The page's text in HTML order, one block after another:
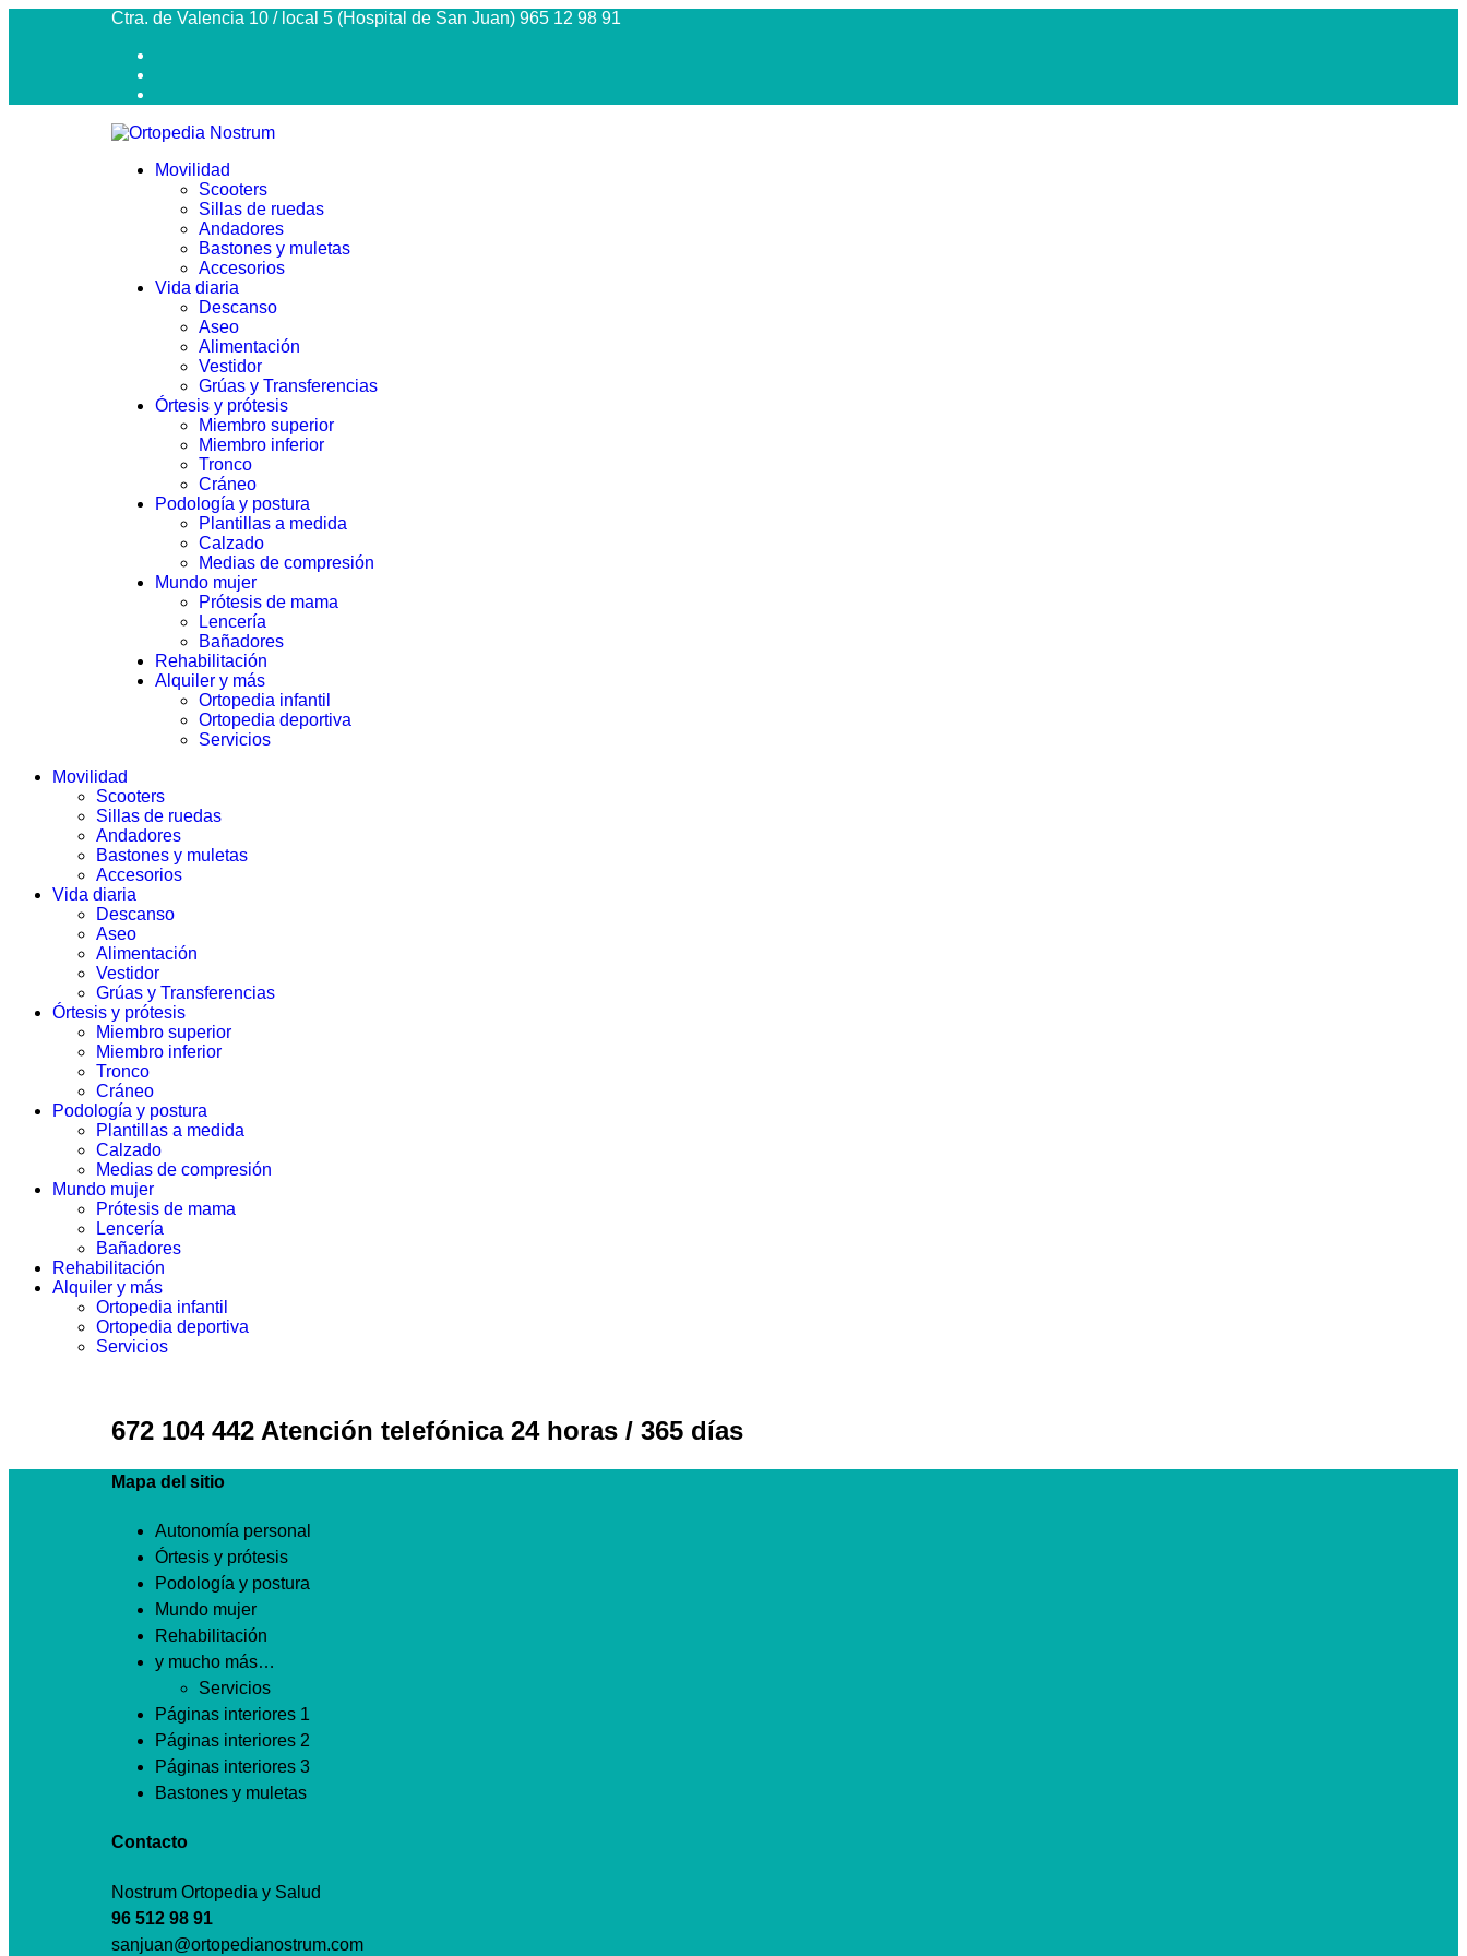
Ctra. de Valencia 10 / local 5 (Hospital de San Juan) 965 12 98 91
Movilidad
Scooters
Sillas de ruedas
Andadores
Bastones y muletas
Accesorios
Vida diaria
Descanso
Aseo
Alimentación
Vestidor
Grúas y Transferencias
Órtesis y prótesis
Miembro superior
Miembro inferior
Tronco
Cráneo
Podología y postura
Plantillas a medida
Calzado
Medias de compresión
Mundo mujer
Prótesis de mama
Lencería
Bañadores
Rehabilitación
Alquiler y más
Ortopedia infantil
Ortopedia deportiva
Servicios
Movilidad
Scooters
Sillas de ruedas
Andadores
Bastones y muletas
Accesorios
Vida diaria
Descanso
Aseo
Alimentación
Vestidor
Grúas y Transferencias
Órtesis y prótesis
Miembro superior
Miembro inferior
Tronco
Cráneo
Podología y postura
Plantillas a medida
Calzado
Medias de compresión
Mundo mujer
Prótesis de mama
Lencería
Bañadores
Rehabilitación
Alquiler y más
Ortopedia infantil
Ortopedia deportiva
Servicios
672 104 442 Atención telefónica 24 horas / 365 días
Mapa del sitio
Autonomía personal
Órtesis y prótesis
Podología y postura
Mundo mujer
Rehabilitación
y mucho más…
Servicios
Páginas interiores 1
Páginas interiores 2
Páginas interiores 3
Bastones y muletas
Contacto
Nostrum Ortopedia y Salud
96 512 98 91
sanjuan@ortopedianostrum.com